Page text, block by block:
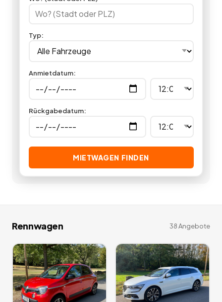
Fahrt vor sich? Jetzt bei Miet24 ein Navigationssystem
mieten.38Angebotedeutschlandweit.
Typ:
Anmietdatum:
Rückgabedatum:
MIETWAGEN FINDEN
Rennwagen 38Angebote